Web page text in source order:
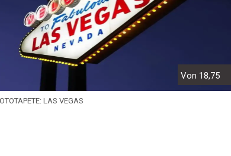
Von 18,75
LAS VEGAS